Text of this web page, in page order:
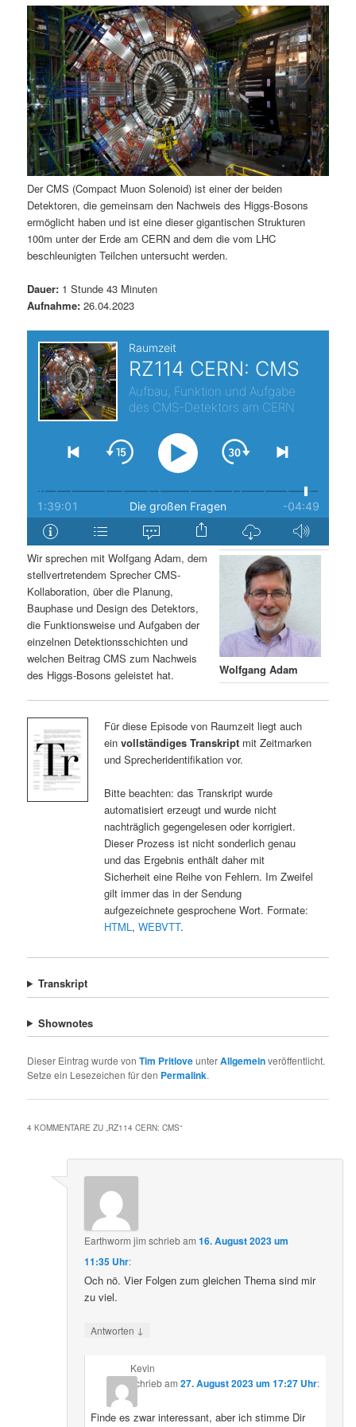
ä
r
e
n
I
n
h
l
t
s
p
n
g
e
n
n
d
ä
r
e
n
I
h
a
l
t
r
i
n
g
e
n
a
v
i
g
a
t
i
o
n
Der CMS (Compact Muon Solenoid) ist einer der beiden
Detektoren, die gemeinsam den Nachweis des Higgs-Bosons
ermöglicht haben und ist eine dieser gigantischen Strukturen
100m unter der Erde am CERN and dem die vom LHC
beschleunigten Teilchen untersucht werden.
Dauer: 1 Stunde 43 Minuten
Aufnahme: 26.04.2023
Wolfgang Adam
Wir sprechen mit Wolfgang Adam, dem
stellvertretendem Sprecher CMS-
Kollaboration, über die Planung,
Bauphase und Design des Detektors,
die Funktionsweise und Aufgaben der
einzelnen Detektionsschichten und
welchen Beitrag CMS zum Nachweis
des Higgs-Bosons geleistet hat.
Für diese Episode von Raumzeit liegt auch
ein vollständiges Transkriptmit Zeitmarken
und Sprecheridentifikation vor.
Bitte beachten: das Transkript wurde
automatisiert erzeugt und wurde nicht
nachträglich gegengelesen oder korrigiert.
Dieser Prozess ist nicht sonderlich genau
und das Ergebnis enthält daher mit
Sicherheit eine Reihe von Fehlern. Im Zweifel
gilt immer das in der Sendung
aufgezeichnete gesprochene Wort. Formate:
HTML, WEBVTT.
Transkript
Shownotes
Dieser Eintrag wurde vonTim PritloveunterAllgemeinveröffentlicht.
Setze ein Lesezeichen für den Permalink.
4 KOMMENTARE ZU „ RZ114 CERN: CMS“
Earthworm jim schriebam16. August 2023 um
11:35 Uhr:
Och nö. Vier Folgen zum gleichen Thema sind mir
zu viel.
Antworten ↓
Kevin
schriebam 27. August 2023 um 17:27 Uhr:
Finde es zwar interessant, aber ich stimme Dir